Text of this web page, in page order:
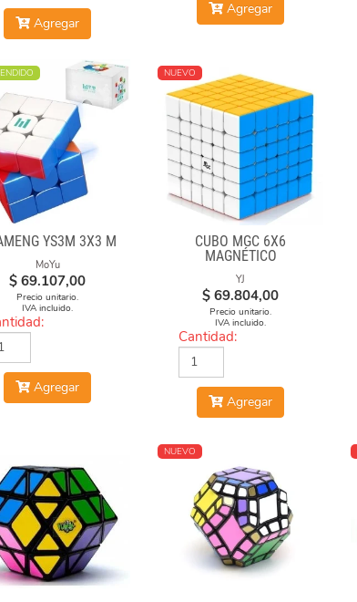
Agregar
Agregar
YS3M 3X3 M
MoYu
$ 69.107,00
Precio unitario.
IVA incluido.
Agregar
NUEVO
CUBO MGC 6X6
MAGNÉTICO
STICKERLESS
YJ
$ 69.804,00
Precio unitario.
IVA incluido.
Cantidad:
Agregar
NUEVO